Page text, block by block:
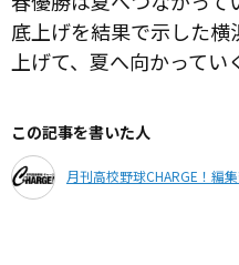
底上げを結果で示した
上げて、夏へ向かってい
この記事を書いた人
月刊高校野球CHARGE！編